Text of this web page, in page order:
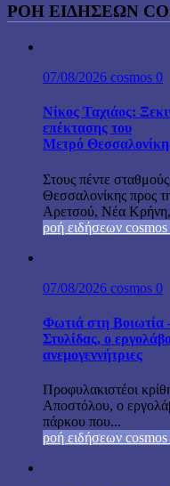
ΡΟΉ ΕΙΔΉΣΕΩΝ
07/08/2026 cosmos 0
Νίκος Ταχιάος:
επέκτασης του
Μετρό
Στους πέντε
Θεσσαλονίκης προς
Αρετσού, Νέα Κρήνη,
ροή ειδήσεων
07/08/2026 cosmos 0
Φωτιά στη Βοιωτία
Στυλίδας, ο
ανεμογεννήτριες
Προφυλακιστέοι
Αποστόλου, ο
πάρκου που...
ροή ειδήσεων